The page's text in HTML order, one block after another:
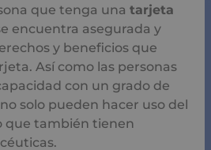
privado
seguros médicos privados
. En caso de que no tengas el
público o te sea necesario
puedes afiliarte a un seguro
de seguro.